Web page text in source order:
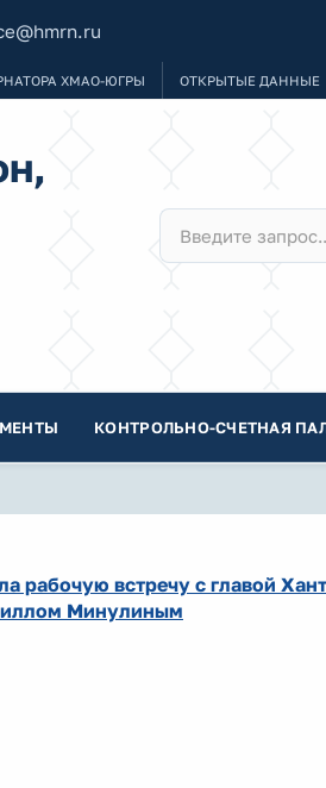
ХМАО-ЮГРЫ ОТКРЫТЫЕ ДАННЫЕ
КОНТРОЛЬНО-СЧЕТНАЯ
рабочую встречу с главой
Минулиным